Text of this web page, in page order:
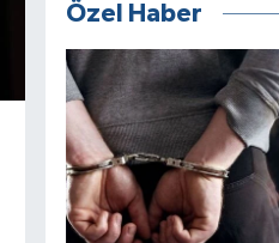
Özel Haber